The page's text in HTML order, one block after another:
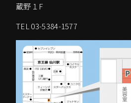
蔵野１F
TEL 03-5384-1577